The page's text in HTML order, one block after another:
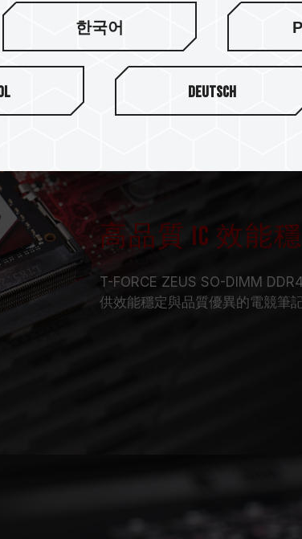
高品質 IC 效能
T-FORCE ZEUS SO-DIMM
供效能穩定與品質優異的電競筆
한국어
Deutsch